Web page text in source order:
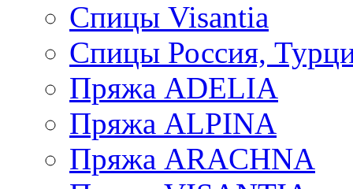
Спицы Visantia
Спицы Россия,
Пряжа ADELIA
Пряжа ALPINA
Пряжа ARACHNA